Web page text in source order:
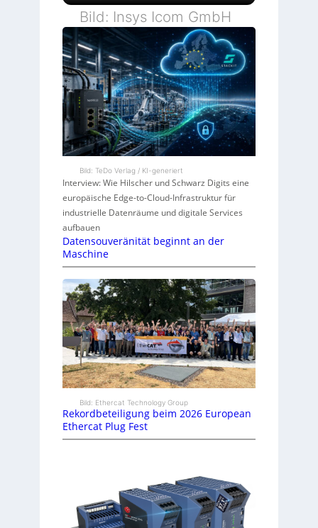
Bild: Insys Icom GmbH
Bild: TeDo Verlag / KI-generiert
Interview: Wie Hilscher und Schwarz Digits eine
europäische Edge-to-Cloud-Infrastruktur für
industrielle Datenräume und digitale Services
aufbauen
Datensouveränität beginnt an der
Maschine
Bild: Ethercat Technology Group
Rekordbeteiligung beim 2026 European
Ethercat Plug Fest